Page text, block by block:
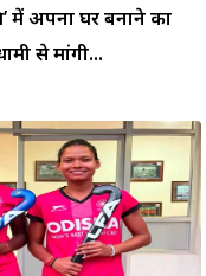
में अपना घर बनाने का
से मांगी...